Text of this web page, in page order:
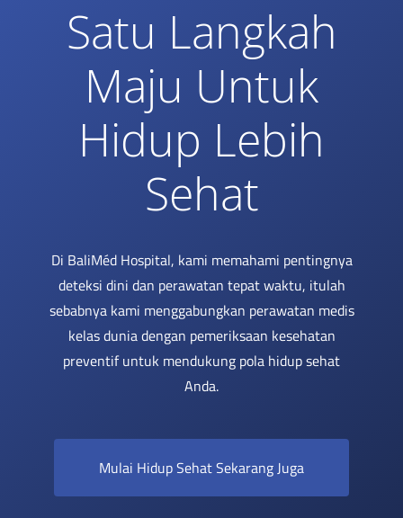
Satu Langkah
Maju Untuk
Hidup Lebih
Sehat
Di BaliMéd Hospital, kami memahami pentingnya
deteksi dini dan perawatan tepat waktu, itulah
sebabnya kami menggabungkan perawatan medis
kelas dunia dengan pemeriksaan kesehatan
preventif untuk mendukung pola hidup sehat
Anda.
Mulai Hidup Sehat Sekarang Juga